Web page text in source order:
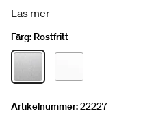
Läs mer
Färg: Rostfritt
Artikelnummer:22227